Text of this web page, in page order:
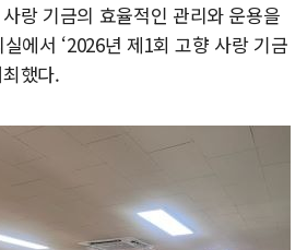
랑 기금의 효율적인 관리와 운용을
에서 ‘2026년 제1회 고향 사랑 기금
했다.